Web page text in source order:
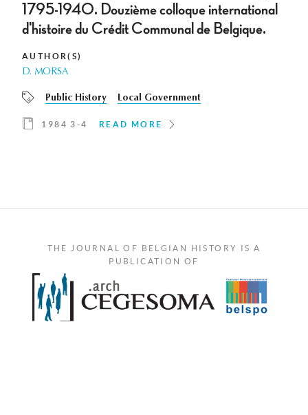
1795-1940. Douzième colloque international
d'histoire du Crédit Communal de Belgique.
AUTHOR(S)
D. MORSA
Public History Local Government
1984 3-4 READ MORE
THE JOURNAL OF BELGIAN HISTORY IS A
PUBLICATION OF